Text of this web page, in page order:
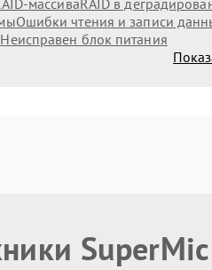
массиваRAID в
Ошибки чтения и записи
Неисправен блок питания